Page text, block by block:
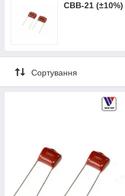
CBB-21
Сортування